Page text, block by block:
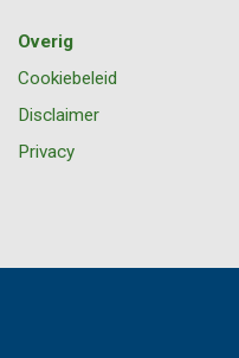
Overig
Cookiebeleid
Disclaimer
Privacy